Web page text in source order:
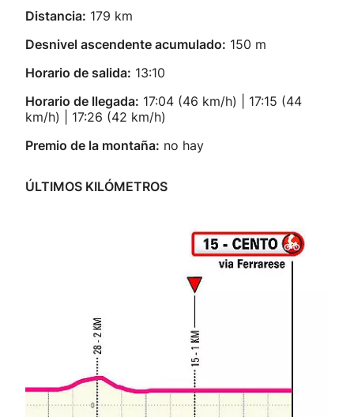
Distancia: 179 km
Desnivel ascendente acumulado: 150 m
Horario de salida: 13:10
Horario de llegada: 17:04 (46 km/h) | 17:15 (44
km/h) | 17:26 (42 km/h)
Premio de la montaña: no hay
ÚLTIMOS KILÓMETROS